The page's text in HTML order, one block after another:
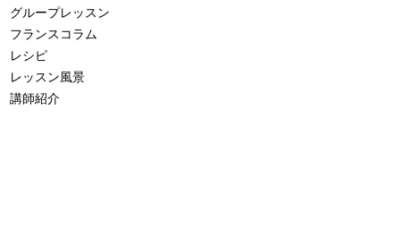
グループレッスン
フランスコラム
レシピ
レッスン風景
講師紹介